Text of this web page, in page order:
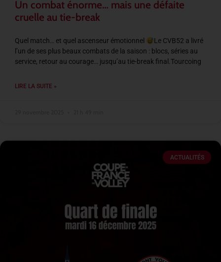
Un combat énorme… mais une défaite
cruelle au tie-break
Quel match… et quel ascenseur émotionnel
Le CVB52 a livré
l’un de ses plus beaux combats de la saison : blocs, séries au
service, retour au courage… jusqu’au tie-break final.Tourcoing
LIRE LA SUITE »
ACTUALITÉS